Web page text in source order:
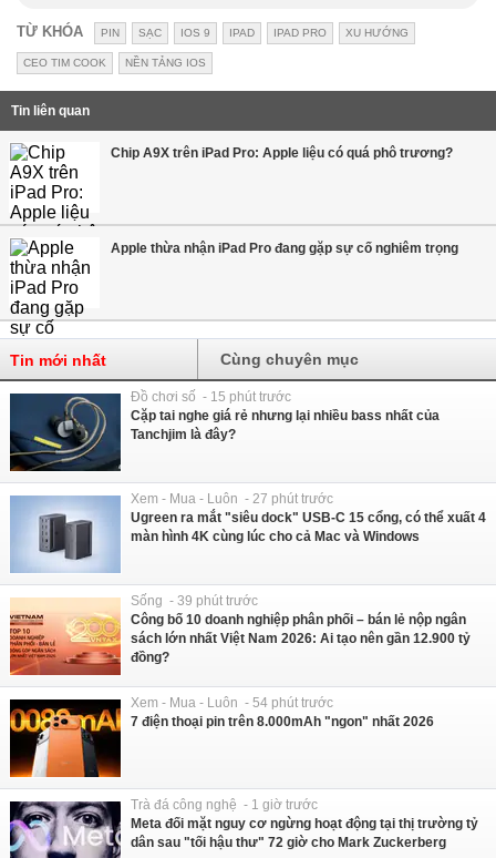
TỪ KHÓA PIN SẠC IOS 9 IPAD IPAD PRO XU HƯỚNG
CEO TIM COOK NỀN TẢNG IOS
Tin liên quan
Chip A9X trên iPad Pro: Apple liệu có quá phô trương?
Apple thừa nhận iPad Pro đang gặp sự cố nghiêm trọng
Tin mới nhất Cùng chuyên mục
Đồ chơi số - 15 phút trước
Cặp tai nghe giá rẻ nhưng lại nhiều bass nhất của
Tanchjim là đây?
Xem - Mua - Luôn - 27 phút trước
Ugreen ra mắt "siêu dock" USB-C 15 cổng, có thể xuất 4
màn hình 4K cùng lúc cho cả Mac và Windows
Sống - 39 phút trước
Công bố 10 doanh nghiệp phân phối – bán lẻ nộp ngân
sách lớn nhất Việt Nam 2026: Ai tạo nên gần 12.900 tỷ
đồng?
Xem - Mua - Luôn - 54 phút trước
7 điện thoại pin trên 8.000mAh "ngon" nhất 2026
Trà đá công nghệ - 1 giờ trước
Meta đối mặt nguy cơ ngừng hoạt động tại thị trường tỷ
dân sau "tối hậu thư" 72 giờ cho Mark Zuckerberg